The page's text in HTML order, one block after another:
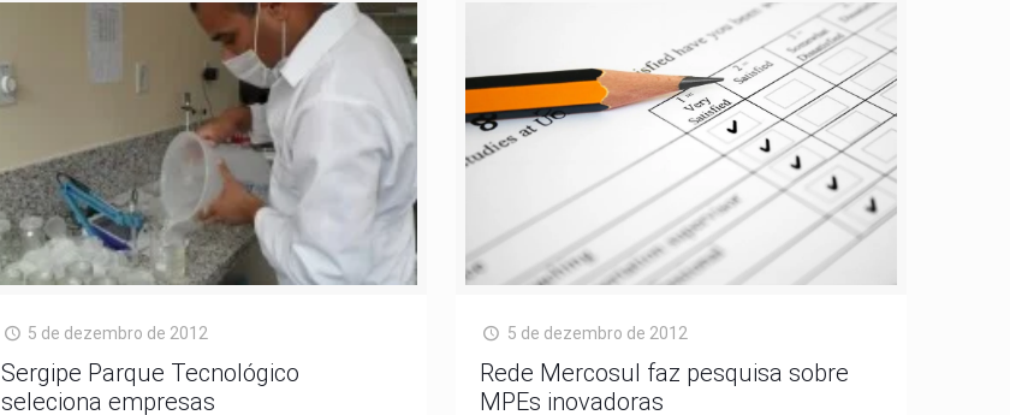
5 de dezembro de 2012
Sergipe Parque Tecnológico
seleciona empresas
5 de dezembro de 2012
Rede Mercosul faz pesquisa sobre
MPEs inovadoras